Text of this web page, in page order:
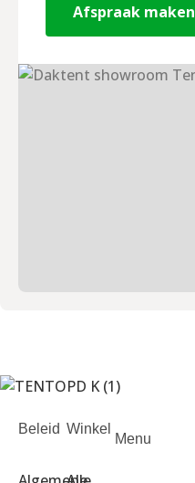
Afspraak maken
Beleid Winkel
Menu